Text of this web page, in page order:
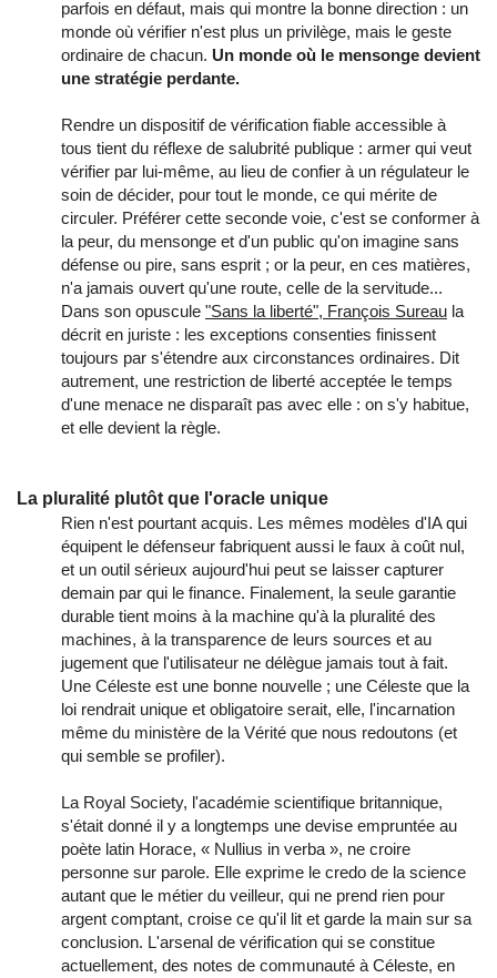
parfois en défaut, mais qui montre la bonne direction : un
monde où vérifier n'est plus un privilège, mais le geste
ordinaire de chacun. Un monde où le mensonge devient
une stratégie perdante.
Rendre un dispositif de vérification fiable accessible à
tous tient du réflexe de salubrité publique : armer qui veut
vérifier par lui-même, au lieu de confier à un régulateur le
soin de décider, pour tout le monde, ce qui mérite de
circuler. Préférer cette seconde voie, c'est se conformer à
la peur, du mensonge et d'un public qu'on imagine sans
défense ou pire, sans esprit ; or la peur, en ces matières,
n'a jamais ouvert qu'une route, celle de la servitude...
Dans son opuscule "Sans la liberté", François Sureau la
décrit en juriste : les exceptions consenties finissent
toujours par s'étendre aux circonstances ordinaires. Dit
autrement, une restriction de liberté acceptée le temps
d'une menace ne disparaît pas avec elle : on s'y habitue,
et elle devient la règle.
La pluralité plutôt que l'oracle unique
Rien n'est pourtant acquis. Les mêmes modèles d'IA qui
équipent le défenseur fabriquent aussi le faux à coût nul,
et un outil sérieux aujourd'hui peut se laisser capturer
demain par qui le finance. Finalement, la seule garantie
durable tient moins à la machine qu'à la pluralité des
machines, à la transparence de leurs sources et au
jugement que l'utilisateur ne délègue jamais tout à fait.
Une Céleste est une bonne nouvelle ; une Céleste que la
loi rendrait unique et obligatoire serait, elle, l'incarnation
même du ministère de la Vérité que nous redoutons (et
qui semble se profiler).
La Royal Society, l'académie scientifique britannique,
s'était donné il y a longtemps une devise empruntée au
poète latin Horace, « Nullius in verba », ne croire
personne sur parole. Elle exprime le credo de la science
autant que le métier du veilleur, qui ne prend rien pour
argent comptant, croise ce qu'il lit et garde la main sur sa
conclusion. L'arsenal de vérification qui se constitue
actuellement, des notes de communauté à Céleste, en